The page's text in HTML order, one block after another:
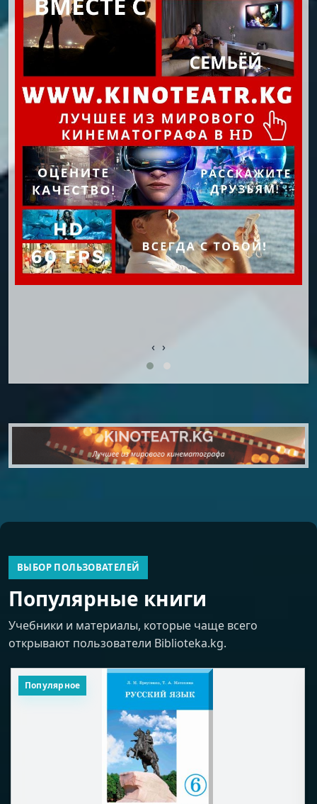
‹ ›
ВЫБОР ПОЛЬЗОВАТЕЛЕЙ
Популярные книги
Учебники и материалы, которые чаще всего
открывают пользователи Biblioteka.kg.
Популярное